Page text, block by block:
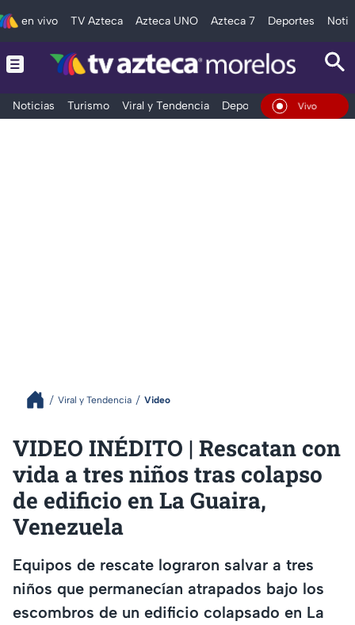
en vivo TV Azteca Azteca UNO Azteca 7 Deportes
Noticias Turismo Viral y Tendencia Deportes Espectáculos
En Vivo
Viral y Tendencia Video
VIDEO INÉDITO | Rescatan con
vida a tres niños tras colapso
de edificio en La Guaira,
Venezuela
Equipos de rescate lograron salvar a tres
niños que permanecían atrapados bajo los
escombros de un edificio colapsado en La